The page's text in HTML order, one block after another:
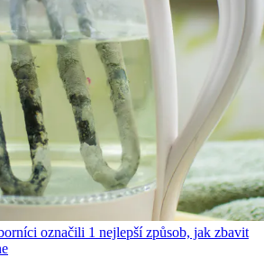
označili 1 nejlepší způsob, jak zbavit